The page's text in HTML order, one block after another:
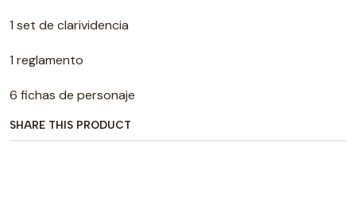
1 set de clarividencia
1 reglamento
6 fichas de personaje
SHARE THIS PRODUCT